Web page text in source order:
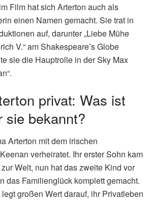
Film hat sich Arterton auch als
einen Namen gemacht. Sie trat in
auf, darunter „Liebe Mühe
V.“ am Shakespeare’s Globe
sie die Hauptrolle in der Sky Max
privat: Was ist
sie bekannt?
Arterton mit dem irischen
verheiratet. Ihr erster Sohn kam
Welt, nun hat das zweite Kind vor
das Familienglück komplett gemacht.
großen Wert darauf, ihr Privatleben